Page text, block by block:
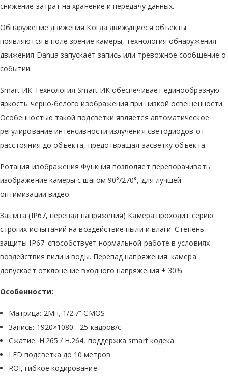
снижение затрат на хранение и передачу данных.
Обнаружение движения Когда движущиеся объекты
появляются в поле зрение камеры, технология обнаружения
движения Dahua запускает запись или тревожное сообщение о
событии.
Smart ИК Технология Smart ИК обеспечивает единообразную
яркость черно-белого изображения при низкой освещенности.
Особенностью такой подсветки является автоматическое
регулирование интенсивности излучения светодиодов от
расстояния до объекта, предотвращая засветку объекта.
Ротация изображения Функция позволяет переворачивать
изображение камеры с шагом 90°/270°, для лучшей
оптимизации видео.
Защита (IP67, перепад напряжения) Камера проходит серию
строгих испытаний на воздействие пыли и влаги. Степень
защиты IP67: способствует нормальной работе в условиях
воздействия пили и воды. Перепад напряжения: камера
допускает отклонение входного напряжения ± 30%.
Особенности:
Матрица: 2Мп, 1/2.7” CMOS
Запись: 1920×1080 - 25 кадров/с
Сжатие: H.265 / H.264, поддержка smart кодека
LED подсветка до 10 метров
ROI, гибкое кодирование